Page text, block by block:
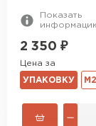
Показать
2 350 ₽
Цена за
УПАКОВКУ М2